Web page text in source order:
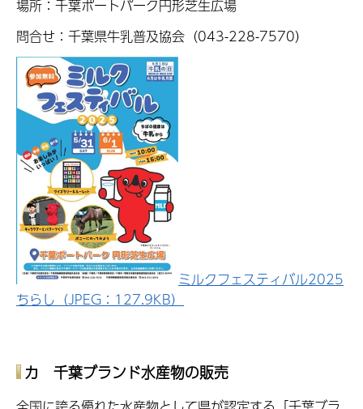
場所：千葉ポートパーク円形芝生広場
問合せ：千葉県牛乳普及協会（043-228-7570）
ミルクフェスティバル2025
ちらし（JPEG：127.9KB）
カ 千葉ブランド水産物の販売